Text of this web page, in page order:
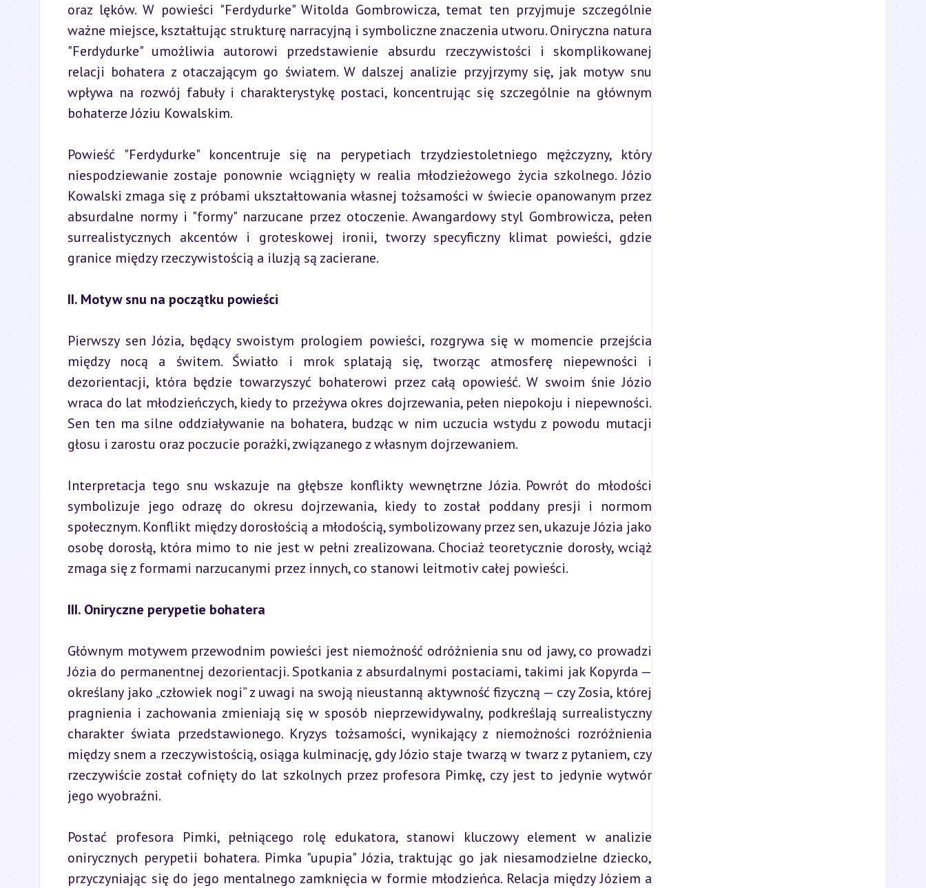
oraz lęków. W powieści "Ferdydurke" Witolda Gombrowicza, temat ten przyjmuje szczególnie
ważne miejsce, kształtując strukturę narracyjną i symboliczne znaczenia utworu. Oniryczna natura
"Ferdydurke" umożliwia autorowi przedstawienie absurdu rzeczywistości i skomplikowanej
relacji bohatera z otaczającym go światem. W dalszej analizie przyjrzymy się, jak motyw snu
wpływa na rozwój fabuły i charakterystykę postaci, koncentrując się szczególnie na głównym
bohaterze Józiu Kowalskim.
Powieść "Ferdydurke" koncentruje się na perypetiach trzydziestoletniego mężczyzny, który
niespodziewanie zostaje ponownie wciągnięty w realia młodzieżowego życia szkolnego. Józio
Kowalski zmaga się z próbami ukształtowania własnej tożsamości w świecie opanowanym przez
absurdalne normy i "formy" narzucane przez otoczenie. Awangardowy styl Gombrowicza, pełen
surrealistycznych akcentów i groteskowej ironii, tworzy specyficzny klimat powieści, gdzie
granice między rzeczywistością a iluzją są zacierane.
II. Motyw snu na początku powieści
Pierwszy sen Józia, będący swoistym prologiem powieści, rozgrywa się w momencie przejścia
między nocą a świtem. Światło i mrok splatają się, tworząc atmosferę niepewności i
dezorientacji, która będzie towarzyszyć bohaterowi przez całą opowieść. W swoim śnie Józio
wraca do lat młodzieńczych, kiedy to przeżywa okres dojrzewania, pełen niepokoju i niepewności.
Sen ten ma silne oddziaływanie na bohatera, budząc w nim uczucia wstydu z powodu mutacji
głosu i zarostu oraz poczucie porażki, związanego z własnym dojrzewaniem.
Interpretacja tego snu wskazuje na głębsze konflikty wewnętrzne Józia. Powrót do młodości
symbolizuje jego odrazę do okresu dojrzewania, kiedy to został poddany presji i normom
społecznym. Konflikt między dorosłością a młodością, symbolizowany przez sen, ukazuje Józia jako
osobę dorosłą, która mimo to nie jest w pełni zrealizowana. Chociaż teoretycznie dorosły, wciąż
zmaga się z formami narzucanymi przez innych, co stanowi leitmotiv całej powieści.
III. Oniryczne perypetie bohatera
Głównym motywem przewodnim powieści jest niemożność odróżnienia snu od jawy, co prowadzi
Józia do permanentnej dezorientacji. Spotkania z absurdalnymi postaciami, takimi jak Kopyrda —
określany jako „człowiek nogi” z uwagi na swoją nieustanną aktywność fizyczną — czy Zosia, której
pragnienia i zachowania zmieniają się w sposób nieprzewidywalny, podkreślają surrealistyczny
charakter świata przedstawionego. Kryzys tożsamości, wynikający z niemożności rozróżnienia
między snem a rzeczywistością, osiąga kulminację, gdy Józio staje twarzą w twarz z pytaniem, czy
rzeczywiście został cofnięty do lat szkolnych przez profesora Pimkę, czy jest to jedynie wytwór
jego wyobraźni.
Postać profesora Pimki, pełniącego rolę edukatora, stanowi kluczowy element w analizie
onirycznych perypetii bohatera. Pimka "upupia" Józia, traktując go jak niesamodzielne dziecko,
przyczyniając się do jego mentalnego zamknięcia w formie młodzieńca. Relacja między Józiem a